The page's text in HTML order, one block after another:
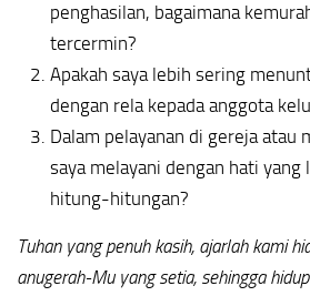
penghasilan, bagaimana
tercermin?
Apakah saya lebih sering
dengan rela kepada anggota
Dalam pelayanan di gereja atau
saya melayani dengan hati yang
hitung-hitungan?
Tuhan yang penuh kasih, ajarlah kami
anugerah-Mu yang setia, sehingga